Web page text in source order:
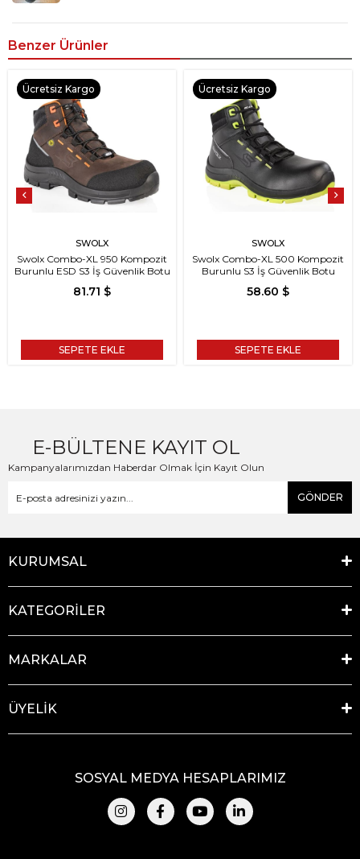
Benzer Ürünler
SWOLX
Swolx Combo-XL 950 Kompozit
Burunlu ESD S3 İş Güvenlik Botu
81.71 $
SEPETE EKLE
Ücretsiz Kargo
SWOLX
Swolx Combo-XL 500 Kompozit
Burunlu S3 İş Güvenlik Botu
58.60 $
SEPETE EKLE
Ücretsiz Kargo
E-BÜLTENE KAYIT OL
Kampanyalarımızdan Haberdar Olmak İçin Kayıt Olun
GÖNDER
KURUMSAL
KATEGORİLER
MARKALAR
ÜYELİK
SOSYAL MEDYA HESAPLARIMIZ